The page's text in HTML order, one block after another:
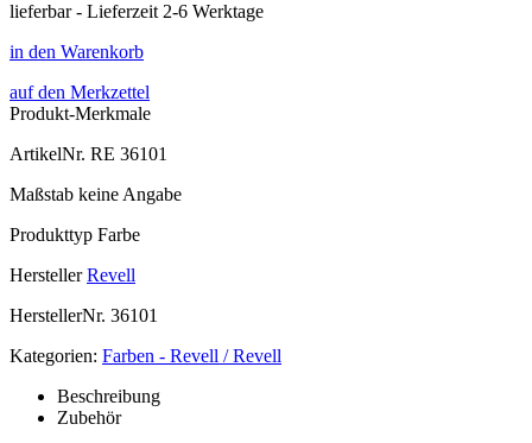
lieferbar - Lieferzeit 2-6 Werktage
in den Warenkorb
auf den Merkzettel
Produkt-Merkmale
ArtikelNr. RE 36101
Maßstab keine Angabe
Produkttyp Farbe
Hersteller Revell
HerstellerNr. 36101
Kategorien: Farben - Revell / Revell
Beschreibung
Zubehör